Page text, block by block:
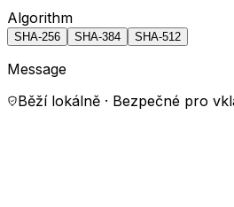
Algorithm
SHA-256 SHA-384 SHA-512
Message
Běží lokálně · Bezpečné pro